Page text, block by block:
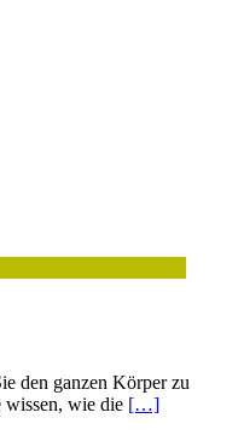
den ganzen Körper zu
wissen, wie die […]